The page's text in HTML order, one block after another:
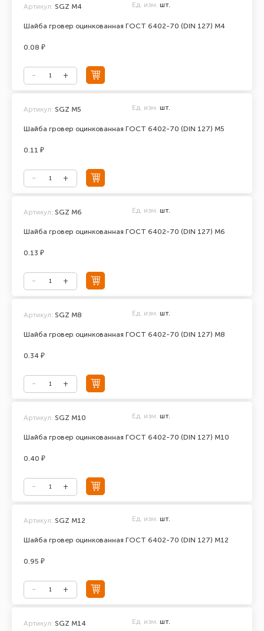
Шайба гровер оцинкованная ГОСТ 6402-70 (DIN 127) М4
Артикул: SGZ M4 Ед. изм. шт.
0.08 ₽
Шайба гровер оцинкованная ГОСТ 6402-70 (DIN 127) М5
Артикул: SGZ M5 Ед. изм. шт.
0.11 ₽
Шайба гровер оцинкованная ГОСТ 6402-70 (DIN 127) М6
Артикул: SGZ M6 Ед. изм. шт.
0.13 ₽
Шайба гровер оцинкованная ГОСТ 6402-70 (DIN 127) М8
Артикул: SGZ M8 Ед. изм. шт.
0.34 ₽
Шайба гровер оцинкованная ГОСТ 6402-70 (DIN 127) М10
Артикул: SGZ М10 Ед. изм. шт.
0.40 ₽
Шайба гровер оцинкованная ГОСТ 6402-70 (DIN 127) М12
Артикул: SGZ М12 Ед. изм. шт.
0.95 ₽
Артикул: SGZ М14 Ед. изм. шт.